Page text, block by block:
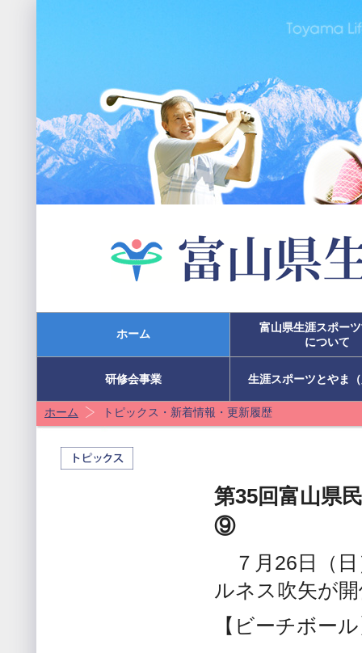
ホーム
富山県生涯スポー
について
研修会事業 生涯スポーツとやま
ホーム トピックス・新着情報・更新履歴